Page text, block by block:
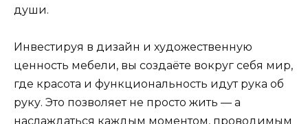
души.
Инвестируя в дизайн и художественную
ценность мебели, вы создаёте вокруг себя мир,
где красота и функциональность идут рука об
руку. Это позволяет не просто жить — а
наслаждаться каждым моментом, проводимым